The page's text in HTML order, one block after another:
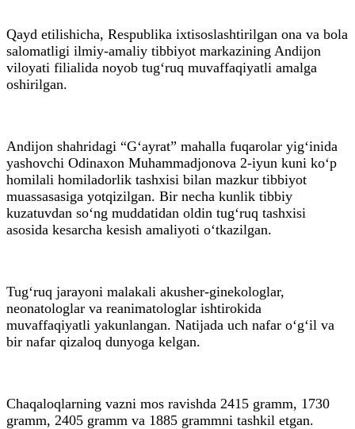
Qayd etilishicha, Respublika ixtisoslashtirilgan ona va bola
salomatligi ilmiy-amaliy tibbiyot markazining Andijon
viloyati filialida noyob tug‘ruq muvaffaqiyatli amalga
oshirilgan.
Andijon shahridagi “G‘ayrat” mahalla fuqarolar yig‘inida
yashovchi Odinaxon Muhammadjonova 2-iyun kuni ko‘p
homilali homiladorlik tashxisi bilan mazkur tibbiyot
muassasasiga yotqizilgan. Bir necha kunlik tibbiy
kuzatuvdan so‘ng muddatidan oldin tug‘ruq tashxisi
asosida kesarcha kesish amaliyoti o‘tkazilgan.
Tug‘ruq jarayoni malakali akusher-ginekologlar,
neonatologlar va reanimatologlar ishtirokida
muvaffaqiyatli yakunlangan. Natijada uch nafar o‘g‘il va
bir nafar qizaloq dunyoga kelgan.
Chaqaloqlarning vazni mos ravishda 2415 gramm, 1730
gramm, 2405 gramm va 1885 grammni tashkil etgan.